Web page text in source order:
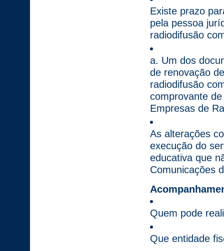
Existe prazo
pela pessoa
radiodifusão
a. Um dos
de renovação
radiodifusão
comprovante
Empresas de
As alterações
execução do
educativa que
Comunicações
Quem pode
Que entidade